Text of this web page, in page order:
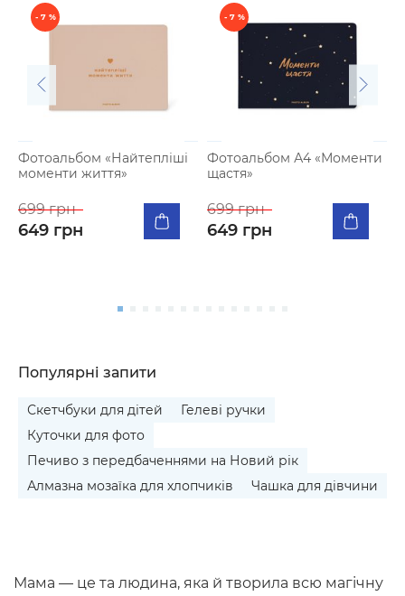
- 7 %
Фотоальбом «Найтепліші
моменти життя»
699 грн
649 грн
- 7 %
Фотоальбом А4 «Моменти
щастя»
699 грн
649 грн
Популярні запити
Скетчбуки для дітей
Гелеві ручки
Куточки для фото
Печиво з передбаченнями на Новий рік
Алмазна мозаїка для хлопчиків
Чашка для дівчини
Мама — це та людина, яка й творила всю магічну